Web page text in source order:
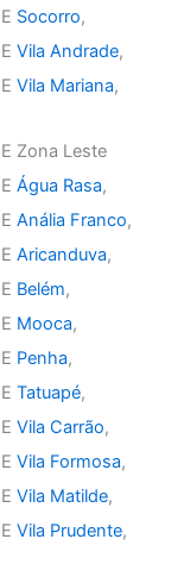
Socorro,
Vila Andrade,
Vila Mariana,
Zona Leste
Água Rasa,
Anália Franco,
Aricanduva,
Belém,
Mooca,
Penha,
Tatuapé,
Vila Carrão,
Vila Formosa,
Vila Matilde,
Vila Prudente,